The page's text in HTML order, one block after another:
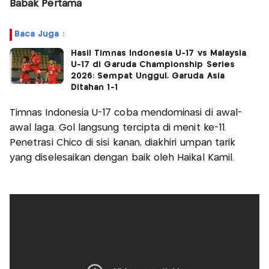
Babak Pertama
Baca Juga :
Hasil Timnas Indonesia U-17 vs Malaysia
U-17 di Garuda Championship Series
2026: Sempat Unggul, Garuda Asia
Ditahan 1-1
Timnas Indonesia U-17 coba mendominasi di awal-
awal laga. Gol langsung tercipta di menit ke-11.
Penetrasi Chico di sisi kanan, diakhiri umpan tarik
yang diselesaikan dengan baik oleh Haikal Kamil.